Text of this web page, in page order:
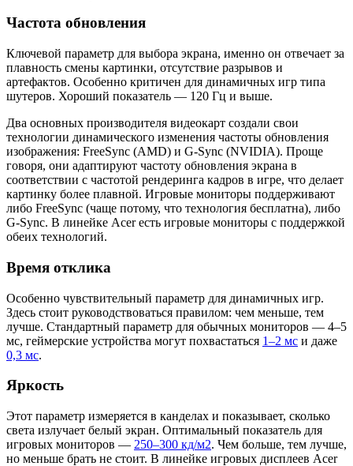
Частота обновления
Ключевой параметр для выбора экрана, именно он отвечает за
плавность смены картинки, отсутствие разрывов и
артефактов. Особенно критичен для динамичных игр типа
шутеров. Хороший показатель — 120 Гц и выше.
Два основных производителя видеокарт создали свои
технологии динамического изменения частоты обновления
изображения: FreeSync (AMD) и G-Sync (NVIDIA). Проще
говоря, они адаптируют частоту обновления экрана в
соответствии с частотой рендеринга кадров в игре, что делает
картинку более плавной. Игровые мониторы поддерживают
либо FreeSync (чаще потому, что технология бесплатна), либо
G-Sync. В линейке Acer есть игровые мониторы с поддержкой
обеих технологий.
Время отклика
Особенно чувствительный параметр для динамичных игр.
Здесь стоит руководствоваться правилом: чем меньше, тем
лучше. Стандартный параметр для обычных мониторов — 4–5
мс, геймерские устройства могут похвастаться 1–2 мс и даже
0,3 мс.
Яркость
Этот параметр измеряется в канделах и показывает, сколько
света излучает белый экран. Оптимальный показатель для
игровых мониторов — 250–300 кд/м2. Чем больше, тем лучше,
но меньше брать не стоит. В линейке игровых дисплеев Acer